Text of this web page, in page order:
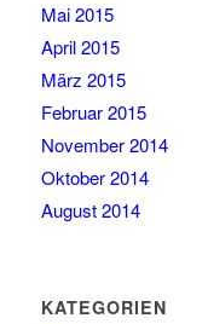
Mai 2015
April 2015
März 2015
Februar 2015
November 2014
Oktober 2014
August 2014
KATEGORIEN